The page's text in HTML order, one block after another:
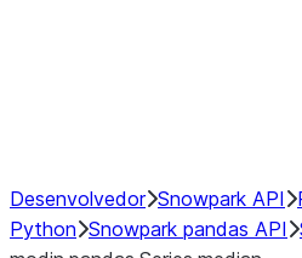
Desenvolvedor Snowpark API
Python Snowpark pandas API